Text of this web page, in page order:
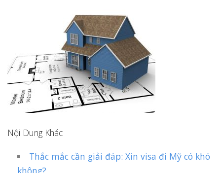
Nội Dung Khác
Thắc mắc cần giải đáp: Xin visa đi Mỹ có khó
không?